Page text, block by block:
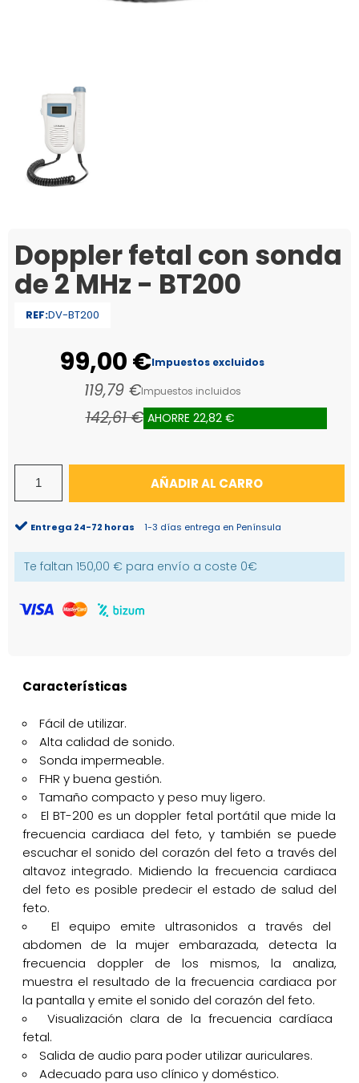
Doppler fetal con sonda
de 2 MHz - BT200
REF:DV-BT200
99,00 €Impuestos excluidos
119,79 €Impuestos incluidos
142,61 € AHORRE 22,82 €
AÑADIR AL CARRO
Entrega 24-72 horas 1-3 días entrega en Península
Te faltan 150,00 € para envío a coste 0€
Características
Fácil de utilizar.
Alta calidad de sonido.
Sonda impermeable.
FHR y buena gestión.
Tamaño compacto y peso muy ligero.
El BT-200 es un doppler fetal portátil que mide la
frecuencia cardiaca del feto, y también se puede
escuchar el sonido del corazón del feto a través del
altavoz integrado. Midiendo la frecuencia cardiaca
del feto es posible predecir el estado de salud del
feto.
El equipo emite ultrasonidos a través del
abdomen de la mujer embarazada, detecta la
frecuencia doppler de los mismos, la analiza,
muestra el resultado de la frecuencia cardiaca por
la pantalla y emite el sonido del corazón del feto.
Visualización clara de la frecuencia cardíaca
fetal.
Salida de audio para poder utilizar auriculares.
Adecuado para uso clínico y doméstico.